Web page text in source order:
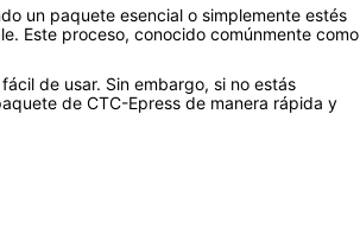
un paquete esencial o simplemente estés
Este proceso, conocido comúnmente como
de usar. Sin embargo, si no estás
de CTC-Epress de manera rápida y